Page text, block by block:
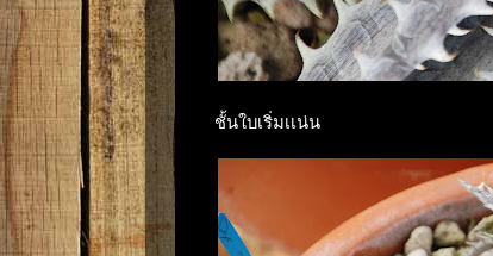
ชั้นใบเริ่มเเน่น